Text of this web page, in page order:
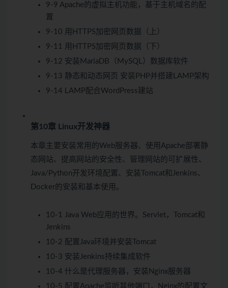
9-9 Apache的虚拟主机功能，基于主机域名的配
置
9-10 用HTTPS加密网页数据（上）
9-11 用HTTPS加密网页数据（下）
9-12 安装MariaDB（MySQL）数据库软件
9-13 静态和动态网页 安装PHP并搭建LAMP架构
9-14 LAMP配合WordPress建站
第10章 Linux开发神器
本章主要安装常用的Web服务器、使用Apache部署静
态网站、提高网站的安全性、管理网站的可扩展性、
Java/Python开发环境配置、安装Tomcat和Jenkins、
Docker的安装和基本使用。
10-1 Java Web应用的世界。Servlet，Tomcat和
Jenkins
10-2 配置Java环境并安装Tomcat
10-3 安装Jenkins持续集成软件
10-4 什么是代理服务器，安装Nginx服务器
10-5 配置Apache监听其他端口，Nginx的配置文